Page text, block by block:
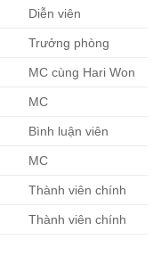
Diễn viên
Trưởng phòng
MC cùng Hari Won
MC
Bình luận viên
MC
Thành viên chính
Thành viên chính